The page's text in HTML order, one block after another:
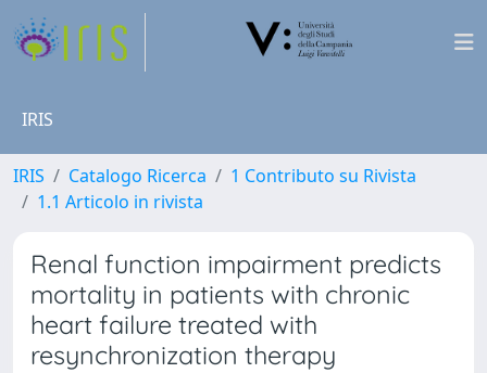
IRIS
IRIS Catalogo Ricerca
1 Contributo su Rivista
1.1 Articolo in rivista
Renal function impairment predicts
mortality in patients with chronic
heart failure treated with
resynchronization therapy